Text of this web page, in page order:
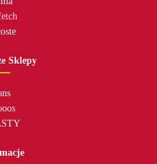
Sklepy